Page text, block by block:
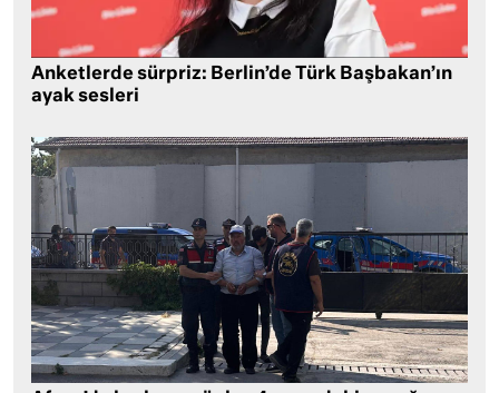
Anketlerde sürpriz: Berlin’de Türk Başbakan’ın
ayak sesleri